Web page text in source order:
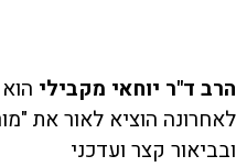
הרב ד"ר יוחאי מקבילי
לאחרונה הוציא לאור את
ובביאור קצר ועדכני